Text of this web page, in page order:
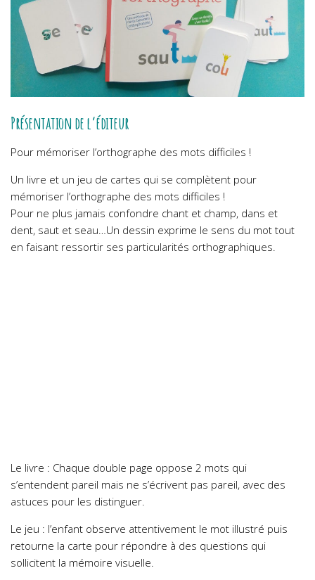
Présentation de l’éditeur
Pour mémoriser l’orthographe des mots difficiles !
Un livre et un jeu de cartes qui se complètent pour
mémoriser l’orthographe des mots difficiles !
Pour ne plus jamais confondre chant et champ, dans et
dent, saut et seau…Un dessin exprime le sens du mot tout
en faisant ressortir ses particularités orthographiques.
Le livre : Chaque double page oppose 2 mots qui
s’entendent pareil mais ne s’écrivent pas pareil, avec des
astuces pour les distinguer.
Le jeu : l’enfant observe attentivement le mot illustré puis
retourne la carte pour répondre à des questions qui
sollicitent la mémoire visuelle.